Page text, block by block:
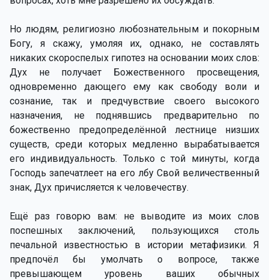
Но людям, религиозно любознательным и покорным
Богу, я скажу, умоляя их, однако, не составлять
никаких скороспелых гипотез на основании моих слов:
Дух не получает Божественного просвещения,
одновременно дающего ему как свободу воли и
сознание, так и предчувствие своего высокого
назначения, не поднявшись предварительно по
божественно предопределённой лестнице низших
существ, среди которых медленно вырабатывается
его индивидуальность. Только с той минуты, когда
Господь запечатлеет на его лбу Свой величественный
знак, Дух причисляется к человечеству.
Ещё раз говорю вам: не выводите из моих слов
поспешных заключений, пользующихся столь
печальной известностью в истории метафизики. Я
предпочёл бы умолчать о вопросе, также
превышающем уровень ваших обычных